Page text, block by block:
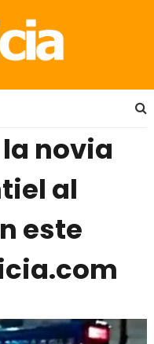
novia
al
este